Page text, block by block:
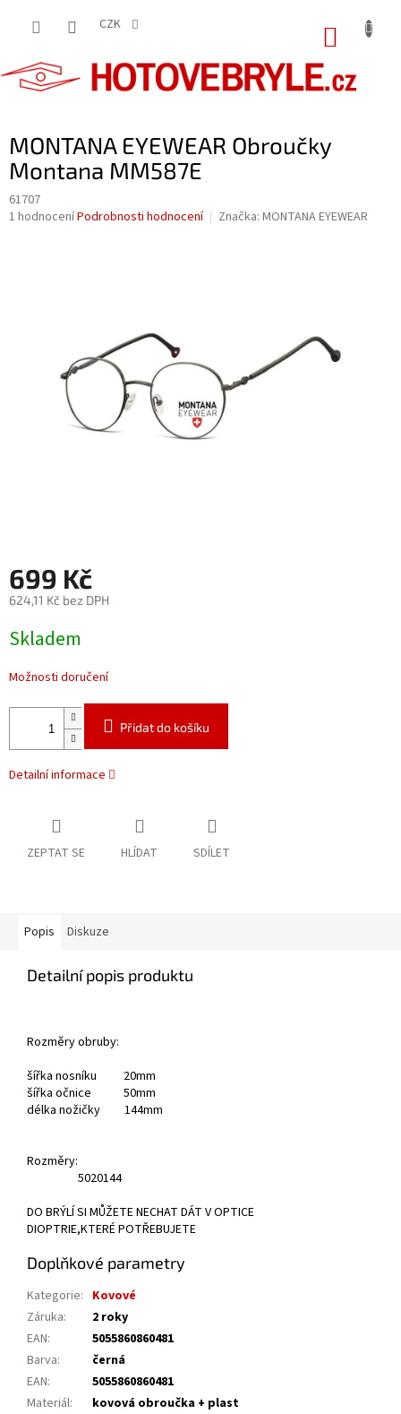
CZK
MONTANA EYEWEAR Obroučky
Montana MM587E
61707
Průměrné
1 hodnoceníPodrobnosti hodnocení Značka: MONTANA EYEWEAR
699 Kč
624,11 Kč bez DPH
cena:
Skladem
Možnosti doručení
Přidat do košíku
Detailní informace
ZEPTAT SE HLÍDAT SDÍLET
Popis Diskuze
Detailní popis produktu
Rozměry obruby:
šířka nosníku 20mm
šířka očnice 50mm
délka nožičky 144mm
Rozměry:
5020144
DO BRÝLÍ SI MŮŽETE NECHAT DÁT V OPTICE
DIOPTRIE,KTERÉ POTŘEBUJETE
Doplňkové parametry
Kategorie: Kovové
Záruka:
2 roky
EAN:
5055860860481
Barva:
černá
EAN:
5055860860481
Materiál:
kovová obroučka + plast